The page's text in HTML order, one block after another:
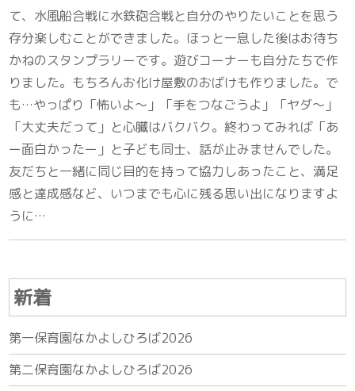
て、水風船合戦に水鉄砲合戦と自分のやりたいことを思う
存分楽しむことができました。ほっと一息した後はお待ち
かねのスタンプラリーです。遊びコーナーも自分たちで作
りました。もちろんお化け屋敷のおばけも作りました。で
も…やっぱり「怖いよ～」「手をつなごうよ」「ヤダ～」
「大丈夫だって」と心臓はバクバク。終わってみれば「あ
ー面白かったー」と子ども同士、話が止みませんでした。
友だちと一緒に同じ目的を持って協力しあったこと、満足
感と達成感など、いつまでも心に残る思い出になりますよ
うに…
新着
第一保育園なかよしひろば2026
第二保育園なかよしひろば2026